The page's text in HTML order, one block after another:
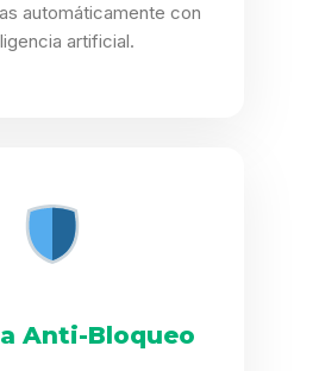
automáticamente con
artificial.
Anti-Bloqueo